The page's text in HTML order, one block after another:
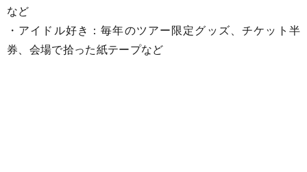
など
・アイドル好き：毎年のツアー限定グッズ、チケット半
券、会場で拾った紙テープなど